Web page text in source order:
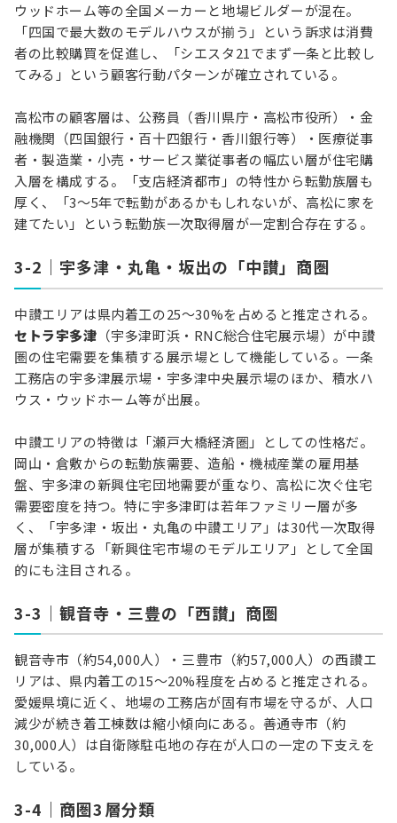
ウッドホーム等の全国メーカーと地場ビルダーが混在。
「四国で最大数のモデルハウスが揃う」という訴求は消費
者の比較購買を促進し、「シエスタ21でまず一条と比較し
てみる」という顧客行動パターンが確立されている。
高松市の顧客層は、公務員（香川県庁・高松市役所）・金
融機関（四国銀行・百十四銀行・香川銀行等）・医療従事
者・製造業・小売・サービス業従事者の幅広い層が住宅購
入層を構成する。「支店経済都市」の特性から転勤族層も
厚く、「3〜5年で転勤があるかもしれないが、高松に家を
建てたい」という転勤族一次取得層が一定割合存在する。
3-2｜宇多津・丸亀・坂出の「中讃」商圏
中讃エリアは県内着工の25〜30%を占めると推定される。
セトラ宇多津 （宇多津町浜・RNC総合住宅展示場）が中讃
圏の住宅需要を集積する展示場として機能している。一条
工務店の宇多津展示場・宇多津中央展示場のほか、積水ハ
ウス・ウッドホーム等が出展。
中讃エリアの特徴は「瀬戸大橋経済圏」としての性格だ。
岡山・倉敷からの転勤族需要、造船・機械産業の雇用基
盤、宇多津の新興住宅団地需要が重なり、高松に次ぐ住宅
需要密度を持つ。特に宇多津町は若年ファミリー層が多
く、「宇多津・坂出・丸亀の中讃エリア」は30代一次取得
層が集積する「新興住宅市場のモデルエリア」として全国
的にも注目される。
3-3｜観音寺・三豊の「西讃」商圏
観音寺市（約54,000人）・三豊市（約57,000人）の西讃エ
リアは、県内着工の15〜20%程度を占めると推定される。
愛媛県境に近く、地場の工務店が固有市場を守るが、人口
減少が続き着工棟数は縮小傾向にある。善通寺市（約
30,000人）は自衛隊駐屯地の存在が人口の一定の下支えを
している。
3-4｜商圏3層分類